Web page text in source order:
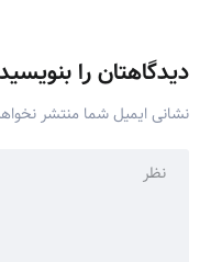
دیدگاهتان را
نشانی ایمیل شما منتشر